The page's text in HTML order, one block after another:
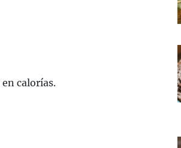
calorías.